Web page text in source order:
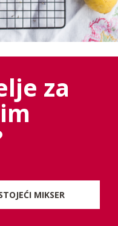
za
MIKSER